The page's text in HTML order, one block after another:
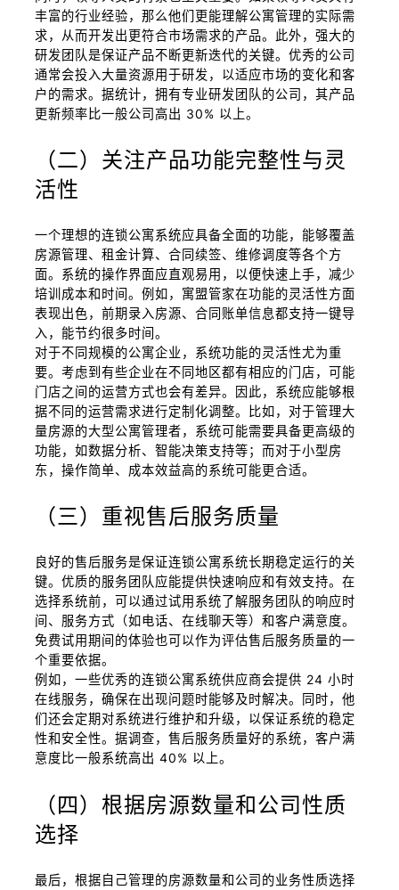
丰富的行业经验，那么他们更能理解公寓管理的实际需
求，从而开发出更符合市场需求的产品。此外，强大的
研发团队是保证产品不断更新迭代的关键。优秀的公司
通常会投入大量资源用于研发，以适应市场的变化和客
户的需求。据统计，拥有专业研发团队的公司，其产品
更新频率比一般公司高出 30% 以上。
（二）关注产品功能完整性与灵
活性
一个理想的连锁公寓系统应具备全面的功能，能够覆盖
房源管理、租金计算、合同续签、维修调度等各个方
面。系统的操作界面应直观易用，以便快速上手，减少
培训成本和时间。例如，寓盟管家在功能的灵活性方面
表现出色，前期录入房源、合同账单信息都支持一键导
入，能节约很多时间。
对于不同规模的公寓企业，系统功能的灵活性尤为重
要。考虑到有些企业在不同地区都有相应的门店，可能
门店之间的运营方式也会有差异。因此，系统应能够根
据不同的运营需求进行定制化调整。比如，对于管理大
量房源的大型公寓管理者，系统可能需要具备更高级的
功能，如数据分析、智能决策支持等；而对于小型房
东，操作简单、成本效益高的系统可能更合适。
（三）重视售后服务质量
良好的售后服务是保证连锁公寓系统长期稳定运行的关
键。优质的服务团队应能提供快速响应和有效支持。在
选择系统前，可以通过试用系统了解服务团队的响应时
间、服务方式（如电话、在线聊天等）和客户满意度。
免费试用期间的体验也可以作为评估售后服务质量的一
个重要依据。
例如，一些优秀的连锁公寓系统供应商会提供 24 小时
在线服务，确保在出现问题时能够及时解决。同时，他
们还会定期对系统进行维护和升级，以保证系统的稳定
性和安全性。据调查，售后服务质量好的系统，客户满
意度比一般系统高出 40% 以上。
（四）根据房源数量和公司性质
选择
最后，根据自己管理的房源数量和公司的业务性质选择